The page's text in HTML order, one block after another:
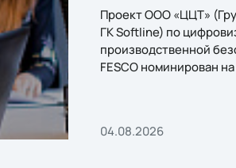
Проект ООО «ЦЦТ»
ГК Softline) по
производственной
FESCO номинирован
04.08.2026